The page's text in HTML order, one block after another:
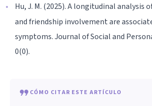
Hu, J. M. (2025). A longitudinal analysis
and friendship involvement are
symptoms. Journal of Social and
0(0).
CÓMO CITAR ESTE ARTÍCULO